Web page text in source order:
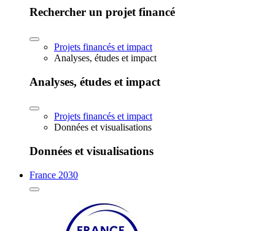
Rechercher un projet financé
Projets financés et impact
Analyses, études et impact
Analyses, études et impact
Projets financés et impact
Données et visualisations
Données et visualisations
France 2030